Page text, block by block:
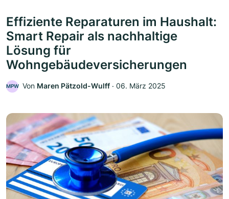
Effiziente Reparaturen im Haushalt:
Smart Repair als nachhaltige
Lösung für
Wohngebäudeversicherungen
MPW Von Maren Pätzold-Wulff ‧ 06. März 2025